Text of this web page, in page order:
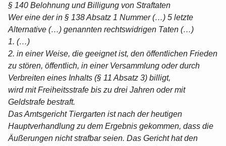
§ 140 Belohnung und Billigung von Straftaten
Wer eine der in § 138 Absatz 1 Nummer (…) 5 letzte
Alternative (…) genannten rechtswidrigen Taten (…)
1. (…)
2. in einer Weise, die geeignet ist, den öffentlichen Frieden
zu stören, öffentlich, in einer Versammlung oder durch
Verbreiten eines Inhalts (§ 11 Absatz 3) billigt,
wird mit Freiheitsstrafe bis zu drei Jahren oder mit
Geldstrafe bestraft.
Das Amtsgericht Tiergarten ist nach der heutigen
Hauptverhandlung zu dem Ergebnis gekommen, dass die
Äußerungen nicht strafbar seien. Das Gericht hat den